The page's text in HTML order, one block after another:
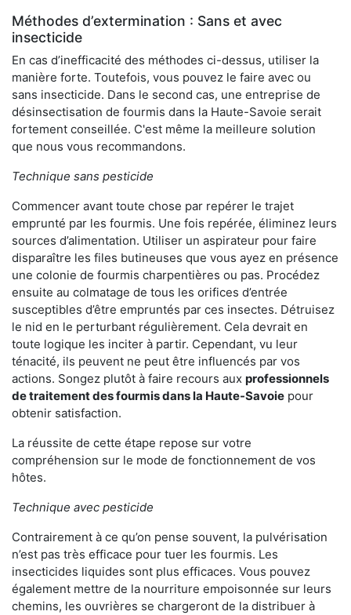
Méthodes d’extermination : Sans et avec
insecticide
En cas d’inefficacité des méthodes ci-dessus, utiliser la
manière forte. Toutefois, vous pouvez le faire avec ou
sans insecticide. Dans le second cas, une entreprise de
désinsectisation de fourmis dans la Haute-Savoie serait
fortement conseillée. C'est même la meilleure solution
que nous vous recommandons.
Technique sans pesticide
Commencer avant toute chose par repérer le trajet
emprunté par les fourmis. Une fois repérée, éliminez leurs
sources d’alimentation. Utiliser un aspirateur pour faire
disparaître les files butineuses que vous ayez en présence
une colonie de fourmis charpentières ou pas. Procédez
ensuite au colmatage de tous les orifices d’entrée
susceptibles d’être empruntés par ces insectes. Détruisez
le nid en le perturbant régulièrement. Cela devrait en
toute logique les inciter à partir. Cependant, vu leur
ténacité, ils peuvent ne peut être influencés par vos
actions. Songez plutôt à faire recours aux professionnels
de traitement des fourmis dans la Haute-Savoie pour
obtenir satisfaction.
La réussite de cette étape repose sur votre
compréhension sur le mode de fonctionnement de vos
hôtes.
Technique avec pesticide
Contrairement à ce qu’on pense souvent, la pulvérisation
n’est pas très efficace pour tuer les fourmis. Les
insecticides liquides sont plus efficaces. Vous pouvez
également mettre de la nourriture empoisonnée sur leurs
chemins, les ouvrières se chargeront de la distribuer à